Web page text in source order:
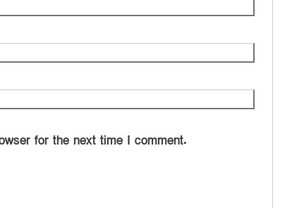
for the next time I comment.